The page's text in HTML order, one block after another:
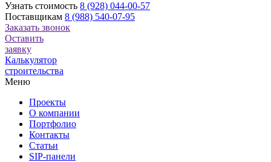
Узнать стоимость 8 (928) 044-00-57
Поставщикам 8 (988) 540-07-95
Заказать звонок
Оставить
заявку
Калькулятор
строительства
Меню
Проекты
О компании
Портфолио
Контакты
Статьи
SIP-панели